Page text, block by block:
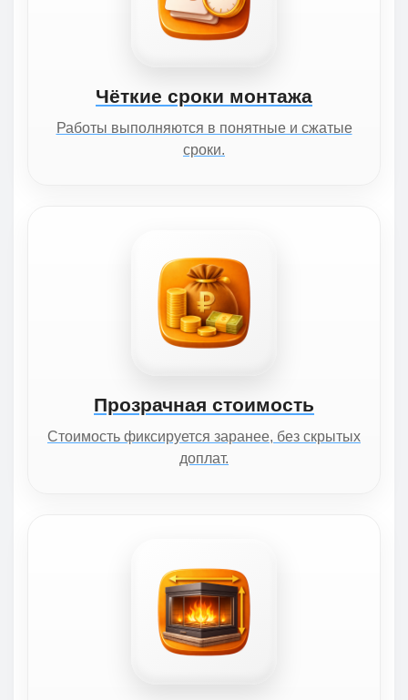
Чёткие сроки монтажа
Работы выполняются в понятные и сжатые
сроки.
Прозрачная стоимость
Стоимость фиксируется заранее, без скрытых
доплат.